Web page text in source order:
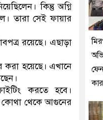
কিন্তু অগ্নি
তারা সেই ফায়ার
রয়েছে। এছাড়া
হয়েছে। এখানে
করতে হবে।
কোথা থেকে আগুনের